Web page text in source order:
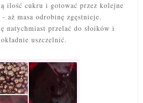
ilość cukru i gotować przez kolejne
aż masa odrobinę zgęstnieje.
natychmiast przelać do słoików i
uszczelnić.